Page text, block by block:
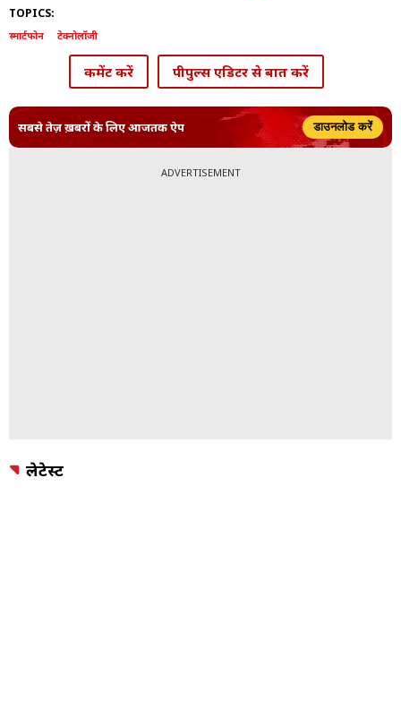
TOPICS:
स्मार्टफोन टेक्नोलॉजी
कमेंट करें पीपुल्स एडिटर से बात करें
सबसे तेज़ ख़बरों के लिए आजतक ऐप डाउनलोड करें
ADVERTISEMENT
लेटेस्ट